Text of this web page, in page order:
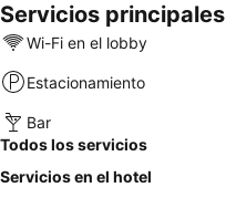
Servicios principales
Wi-Fi en el lobby
Estacionamiento
Bar
Todos los servicios
Servicios en el hotel